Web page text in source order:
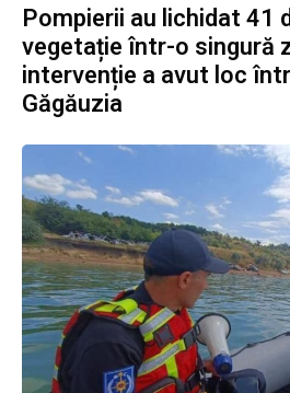
Pompierii au lichidat 41
vegetație într-o singură
intervenție a avut loc
Găgăuzia